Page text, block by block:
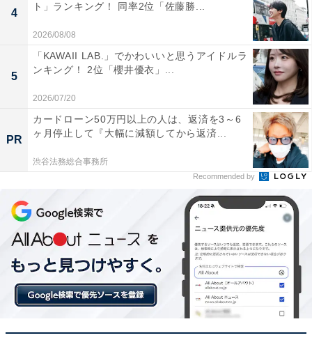
理由を伺うと「辞めたい気持ちはありますが、正社員と
して働いているので、もったいないという気持ちがある
し、転職にも不安があるので……」とのこと。
生活のため、そして今後の不安から、辞めたいと思って
もなかなか踏み出せないようです。
【おすすめ記事】
・
「30代が仕事を辞めたい理由」ランキング！ 2位は「理
不尽な扱いを受けた」、1位は？
・
コロナ禍の「リアルな転職理由」ランキング！ 2位「昇
4
ト」ランキング！ 同率2位「佐藤勝...
2026/08/08
5
「KAWAII LAB.」でかわいいと思うアイドルラ
ンキング！ 2位「櫻井優衣」...
2026/07/20
PR
カードローン50万円以上の人は、返済を3～6
ヶ月停止して『大幅に減額してから返済...
渋谷法務総合事務所
Recommended by